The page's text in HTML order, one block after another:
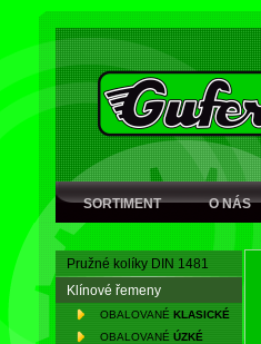
SORTIMENT O NÁS
Pružné kolíky DIN 1481
Klínové řemeny
OBALOVANÉ KLASICKÉ
OBALOVANÉ ÚZKÉ